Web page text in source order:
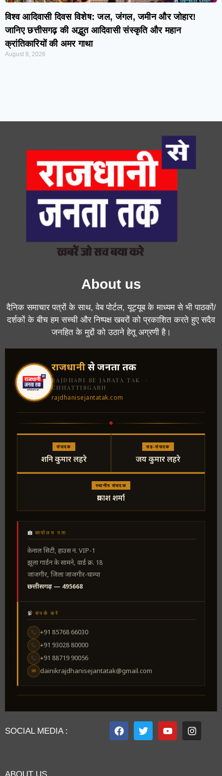
विश्व आदिवासी दिवस विशेष: जल, जंगल, जमीन और जोहार!
जानिए छत्तीसगढ़ की अद्भुत आदिवासी संस्कृति और महान
क्रांतिकारियों की अमर गाथा
August 9, 2026
About us
दैनिक समाचार पत्रों के साथ, वेब पोर्टल, यूट्यूब के माध्यम से भी पाठकों/
दर्शकों के बीच हम सच्ची और निष्पक्ष खबरों को प्रकाशित करते हुए सदैव
जनहित के मुद्दों को उठाने हेतू अग्रणी है।
राजधानीसे जनता तक
RAJDHANI SE JANATA TAK ·
CHHATTISGARH
rajdhanisejantatak.com
संपादक
शनि कुमार लहरे
सह-संपादक
जय कुमार लहरे
स्थानीय संपादक
प्रकाश शर्मा
कार्यालय पता
केनाल सिटी, हाउस नं. VIP-1
झूला गार्डन के सामने, वार्ड क्र. 18
जांजगीर, जिला जांजगीर-चाम्पा
छत्तीसगढ़ — 495668
संपर्क करें
+91 85768 66030
+91 93028 80000
+91 88719 90056
✉ dainikrajdhanisejantatak@gmail.com
SOCIAL MEDIA :